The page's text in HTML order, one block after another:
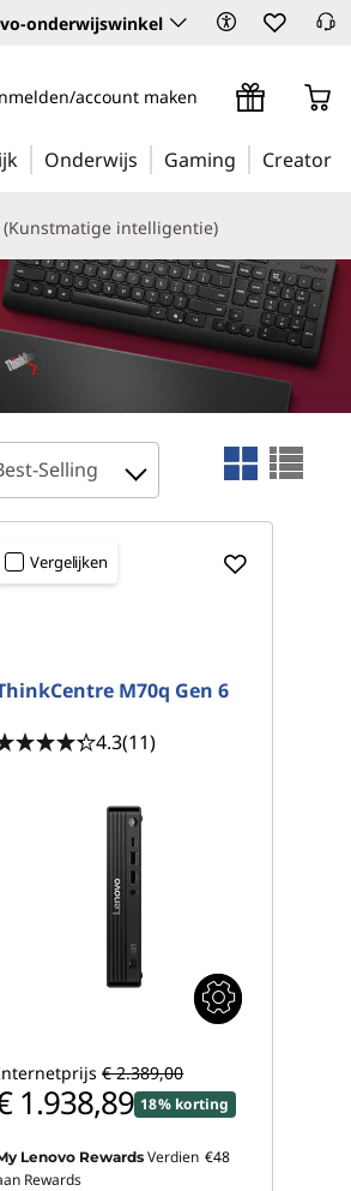
onderwijswinkel
account maken
Onderwijs Gaming Creator
(Kunstmatige intelligentie)
Selling
Vergelijken
M70q Gen 6
4.3(11)
€ 2.389,00
1.938,89 18% korting
Lenovo Rewards Verdien €48
Rewards